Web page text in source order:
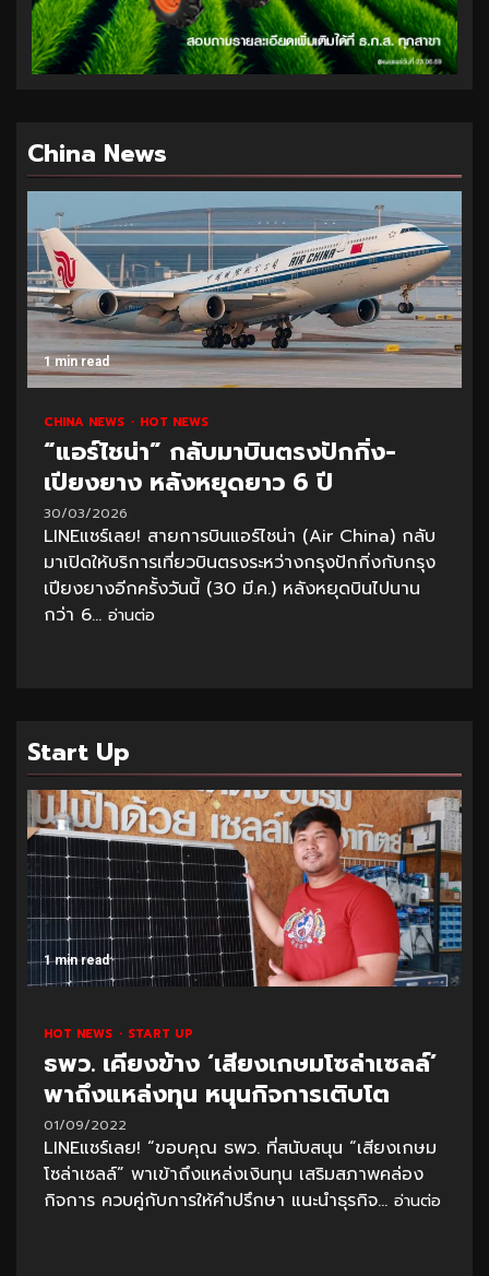
China News
1 min read
CHINA NEWS HOT NEWS
“แอร์ไชน่า” กลับมาบินตรงปักกิ่ง-
เปียงยาง หลังหยุดยาว 6 ปี
30/03/2026
LINEแชร์เลย! สายการบินแอร์ไชน่า (Air China) กลับ
มาเปิดให้บริการเที่ยวบินตรงระหว่างกรุงปักกิ่งกับกรุง
เปียงยางอีกครั้งวันนี้ (30 มี.ค.) หลังหยุดบินไปนาน
กว่า 6... อ่านต่อ
Start Up
1 min read
HOT NEWS START UP
ธพว. เคียงข้าง ‘เสียงเกษมโซล่าเซลล์’
พาถึงแหล่งทุน หนุนกิจการเติบโต
01/09/2022
LINEแชร์เลย! “ขอบคุณ ธพว. ที่สนับสนุน “เสียงเกษม
โซล่าเซลล์” พาเข้าถึงแหล่งเงินทุน เสริมสภาพคล่อง
กิจการ ควบคู่กับการให้คำปรึกษา แนะนำธุรกิจ... อ่านต่อ